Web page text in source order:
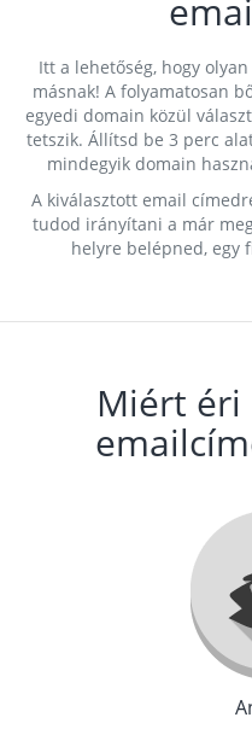
Itt a lehetőség, hogy
másnak! A folyamatosan
egyedi domain közül
tetszik. Állítsd be 3 perc
mindegyik domain
A kiválasztott email
tudod irányítani a már
helyre belépned, egy
Miért éri